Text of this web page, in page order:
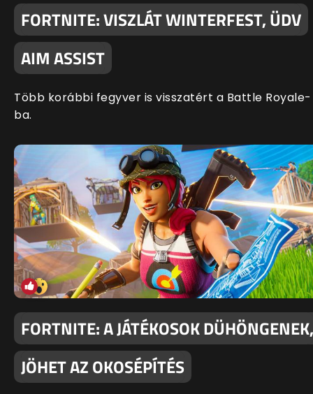
FORTNITE: VISZLÁT WINTERFEST, ÜDV
AIM ASSIST
Több korábbi fegyver is visszatért a Battle Royale-
ba.
FORTNITE: A JÁTÉKOSOK DÜHÖNGENEK,
JÖHET AZ OKOSÉPÍTÉS